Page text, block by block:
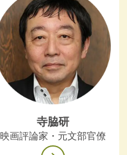
寺脇研
映画評論家・元文部官僚